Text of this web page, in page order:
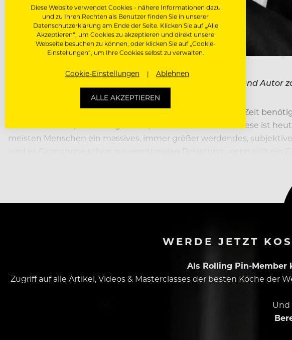
Worin liegen für Sie, als Berater vieler großer Firmen und
Diese Frage umfassend zu beantworten, würde große Zeit
meine Kernkompetenz begrenzen; die Kommunikation. Diese ist
meisten Menschen ein massives, immer größer werdendes,
nicht innerhalb von 5 Minuten beantwortet wird. Am Liebsten hätten
WERDE JETZT
Als Rolling Pin-Member
Zugriff auf alle Artikel, Videos & Masterclasses der besten Köche der
Und
Diese Website verwendet Cookies - nähere Informationen dazu
und zu Ihren Rechten als Benutzer finden Sie in unserer
Datenschutzerklärung am Ende der Seite. Klicken Sie auf „Alle
Akzeptieren“, um Cookies zu akzeptieren und direkt unsere
Webseite besuchen zu können, oder klicken Sie auf „Cookie-
Einstellungen“, um Ihre Cookies selbst zu verwalten.
Cookie-Einstellungen Ablehnen
ALLE AKZEPTIEREN